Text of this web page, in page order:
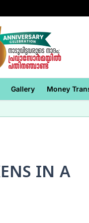
Gallery Money
IN A